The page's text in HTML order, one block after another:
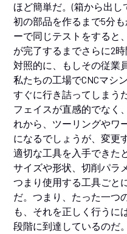
ほど簡単だ。(箱から出
初の部品を作るまで5分
ーで同じテストをすると
が完了するまでさらに2
対照的に、もしその従業
私たちの工場でCNCマシ
すぐに行き詰ってしまう
フェイスが直感的でなく
れから、ツーリングやワ
になるでしょうが、変更
適切な工具を入手できた
サイズや形状、切削パラ
つまり使用する工具ごと
だ。つまり、たった一つ
も、それを正しく行うに
段階に到達しているのだ。